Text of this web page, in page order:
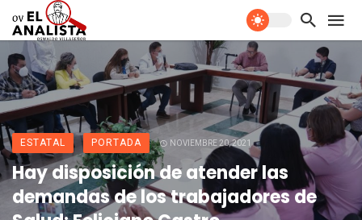
ESTATAL PORTADA NOVIEMBRE 20, 2021
Hay disposición de atender las
demandas de los trabajadores de